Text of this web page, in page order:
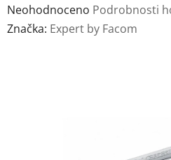
Průměrné
hodnocení
Neohodnoceno Podrobnosti
Značka: Expert by Facom